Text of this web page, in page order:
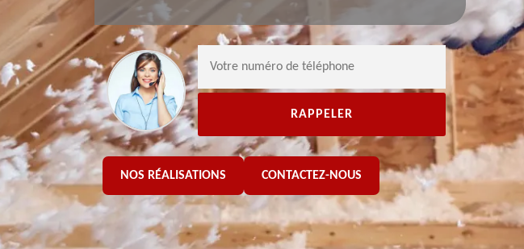
NOS RÉALISATIONS CONTACTEZ-NOUS